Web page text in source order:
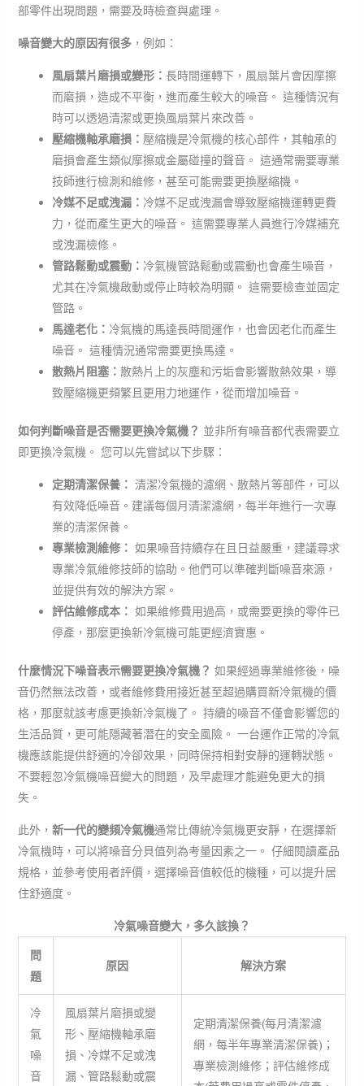
部零件出現問題，需要及時檢查與處理。
噪音變大的原因有很多，例如：
風扇葉片磨損或變形： 長時間運轉下，風扇葉片會因摩擦
而磨損，造成不平衡，進而產生較大的噪音。 這種情況有
時可以透過清潔或更換風扇葉片來改善。
壓縮機軸承磨損： 壓縮機是冷氣機的核心部件，其軸承的
磨損會產生類似摩擦或金屬碰撞的聲音。 這通常需要專業
技師進行檢測和維修，甚至可能需要更換壓縮機。
冷媒不足或洩漏： 冷媒不足或洩漏會導致壓縮機運轉更費
力，從而產生更大的噪音。 這需要專業人員進行冷媒補充
或洩漏檢修。
管路鬆動或震動： 冷氣機管路鬆動或震動也會產生噪音，
尤其在冷氣機啟動或停止時較為明顯。 這需要檢查並固定
管路。
馬達老化： 冷氣機的馬達長時間運作，也會因老化而產生
噪音。 這種情況通常需要更換馬達。
散熱片阻塞： 散熱片上的灰塵和污垢會影響散熱效果，導
致壓縮機更頻繁且更用力地運作，從而增加噪音。
如何判斷噪音是否需要更換冷氣機？ 並非所有噪音都代表需要立
即更換冷氣機。 您可以先嘗試以下步驟：
定期清潔保養： 清潔冷氣機的濾網、散熱片等部件，可以
有效降低噪音。建議每個月清潔濾網，每半年進行一次專
業的清潔保養。
專業檢測維修： 如果噪音持續存在且日益嚴重，建議尋求
專業冷氣維修技師的協助。他們可以準確判斷噪音來源，
並提供有效的解決方案。
評估維修成本： 如果維修費用過高，或需要更換的零件已
停產，那麼更換新冷氣機可能更經濟實惠。
什麼情況下噪音表示需要更換冷氣機？ 如果經過專業維修後，噪
音仍然無法改善，或者維修費用接近甚至超過購買新冷氣機的價
格，那麼就該考慮更換新冷氣機了。 持續的噪音不僅會影響您的
生活品質，更可能隱藏著潛在的安全風險。 一台運作正常的冷氣
機應該能提供舒適的冷卻效果，同時保持相對安靜的運轉狀態。
不要輕忽冷氣機噪音變大的問題，及早處理才能避免更大的損
失。
此外， 新一代的變頻冷氣機通常比傳統冷氣機更安靜，在選擇新
冷氣機時，可以將噪音分貝值列為考量因素之一。 仔細閱讀產品
規格，並參考使用者評價，選擇噪音值較低的機種，可以提升居
住舒適度。
冷氣噪音變大，多久該換？
問
題
原因 解決方案
冷
氣
噪
音
風扇葉片磨損或變
形、壓縮機軸承磨
損、冷媒不足或洩
漏、管路鬆動或震
定期清潔保養(每月清潔濾
網，每半年專業清潔保養)；
專業檢測維修；評估維修成